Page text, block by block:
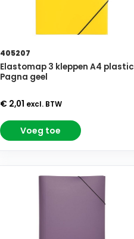
405207
Elastomap 3 kleppen A4 plastic
Pagna geel
€ 2,01 excl. BTW
Voeg toe